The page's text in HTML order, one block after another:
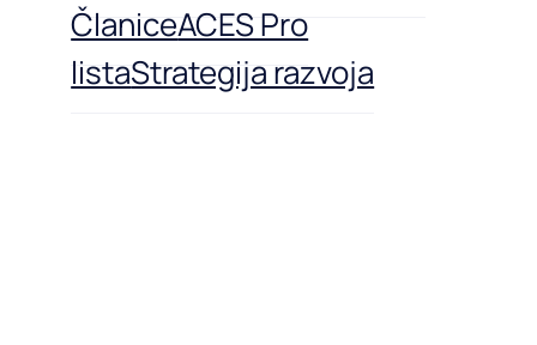
ČlaniceACES Pro
listaStrategija razvoja